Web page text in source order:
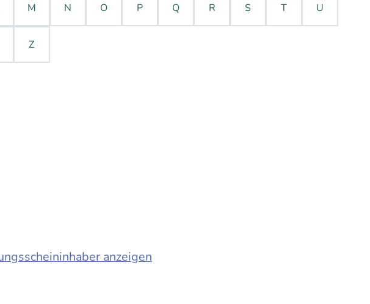
M N O P Q R S T U
Z
anzeigen